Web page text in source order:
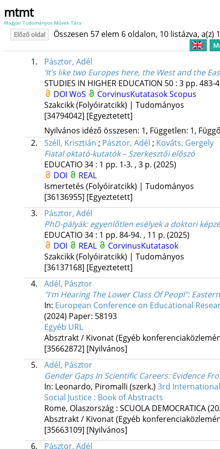
mtmt
Magyar Tudományos Művek Tára
Előző oldal Összesen 57 elem 6 oldalon, 10 listázva, a(z)
1.
Pásztor, Adél
‘It’s like two Europes here, the West and the
STUDIES IN HIGHER EDUCATION 50: 3 pp. 483-
DOI WoS CorvinusKutatasokScopus
Szakcikk (Folyóiratcikk) | Tudományos
[34794042] [Egyeztetett]
Nyilvános idéző összesen: 1, Független: 1,
2.
Széll, Krisztián ; Pásztor, Adél ; Kováts, Gergely
Fiatal oktató-kutatók – Szerkesztői előszó
EDUCATIO34: 1 pp. 1-3. , 3 p. (2025)
DOI
REAL
Ismertetés (Folyóiratcikk) | Tudományos
[36136955] [Egyeztetett]
3.
Pásztor, Adél
PhD-pályák: egyenlőtlen esélyek a doktori
EDUCATIO34: 1 pp. 84-94. , 11 p. (2025)
DOI
REAL
CorvinusKutatasok
Szakcikk (Folyóiratcikk) | Tudományos
[36137168] [Egyeztetett]
4.
Adél, Pásztor
"I'm Hearing The Lower Class Of Peopl":
In: European Conference on Educational
(2024) Paper: 58193
Egyéb URL
Absztrakt / Kivonat (Egyéb
[35662872] [Nyilvános]
5.
Adél, Pásztor
Gender Gaps In Scientific Careers: Evidence
In: Leonardo, Piromalli (szerk.) 3rd
Social Justice : Book of Abstracts
Rome, Olaszország : SCUOLA DEMOCRATICA
Absztrakt / Kivonat (Egyéb
[35663109] [Nyilvános]
6.
Pásztor, Adél